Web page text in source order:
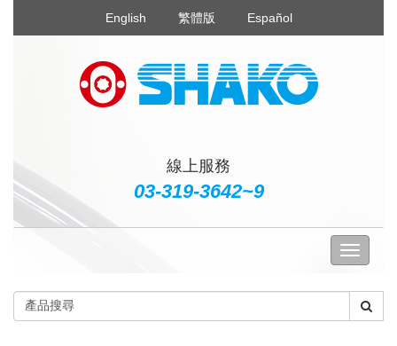
English 繁體版 Español
線上服務
03-319-3642~9